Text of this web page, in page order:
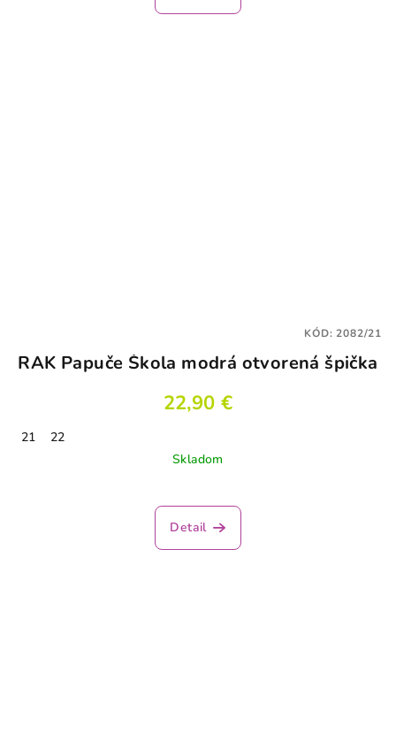
RAK Papuče Škola modrá otvorená špička
22,90 €
21
22
Skladom
Detail
KÓD:2082/21